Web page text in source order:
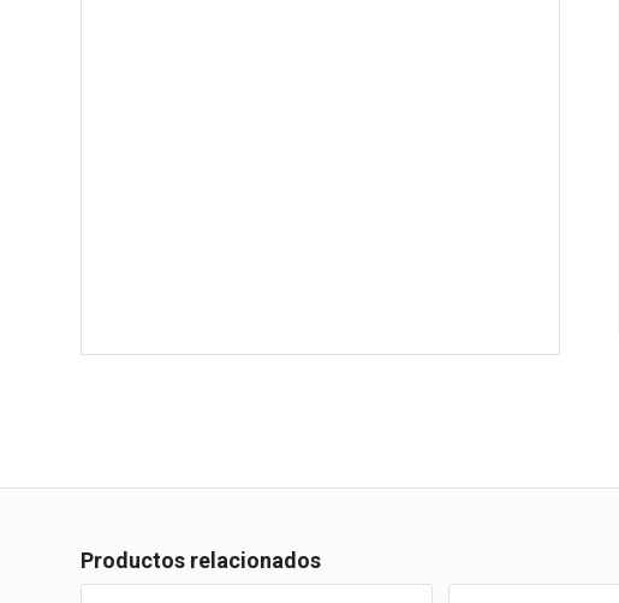
Productos relacionados